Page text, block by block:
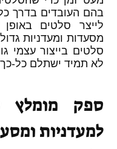
בהם העובדים בדרך
לייצר סלטים
מסעדות ומעדניות
סלטים בייצור עצמי
לא תמיד ישתלם כל-
ספק מומלץ
למעדניות